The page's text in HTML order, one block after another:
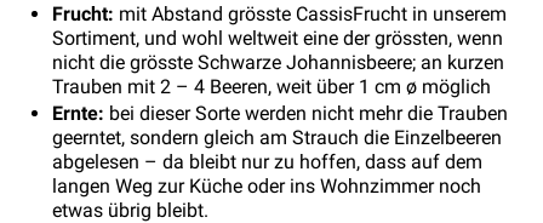
Frucht: mit Abstand grösste CassisFrucht in unserem
Sortiment, und wohl weltweit eine der grössten, wenn
nicht die grösste Schwarze Johannisbeere; an kurzen
Trauben mit 2 – 4 Beeren, weit über 1 cm ø möglich
Ernte: bei dieser Sorte werden nicht mehr die Trauben
geerntet, sondern gleich am Strauch die Einzelbeeren
abgelesen – da bleibt nur zu hoffen, dass auf dem
langen Weg zur Küche oder ins Wohnzimmer noch
etwas übrig bleibt.